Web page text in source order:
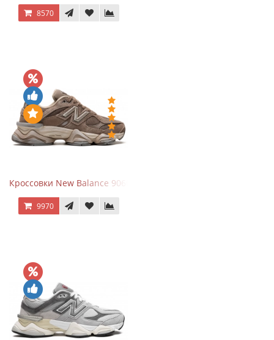
8570
Кроссовки New Balance 9060 Mushroom
9970